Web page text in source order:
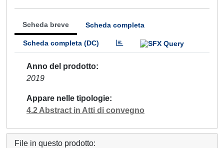
Scheda breve Scheda completa
Scheda completa (DC)
Anno del prodotto
2019
Appare nelle tipologie
4.2 Abstract in Atti di convegno
File in questo prodotto: